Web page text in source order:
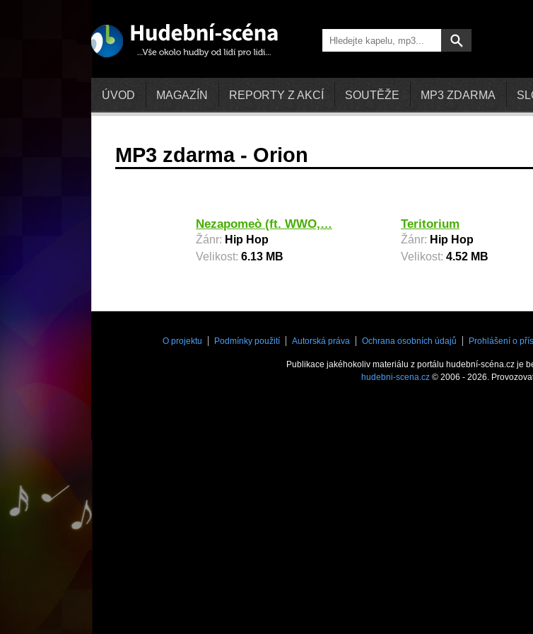
ÚVOD MAGAZÍN REPORTY Z AKCÍ SOUTĚŽE MP3 ZDARMA
MP3 zdarma - Orion
Nezapomeò (ft. WWO,…
Žánr: Hip Hop
Velikost: 6.13 MB
Teritorium
Žánr: Hip Hop
Velikost: 4.52 MB
O projektu Podmínky použití Autorská práva Ochrana osobních údajů Prohlášení o
Publikace jakéhokoliv materiálu z portálu hudební-scéna.cz je
hudebni-scena.cz© 2006 - 2026.